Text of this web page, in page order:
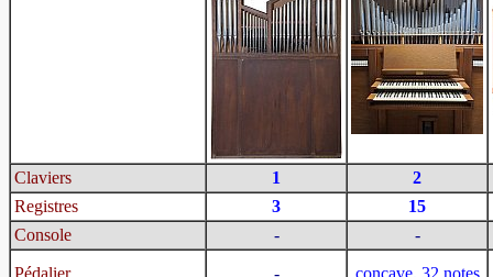
Claviers 1
2
Registres
3
15
Console
- -
Pédalier - concave, 32 notes